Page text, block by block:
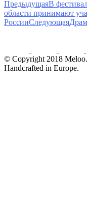
ПредыдущаяВ
области принимают
РоссииСледующая
© Copyright 2018
Handcrafted in Europe.